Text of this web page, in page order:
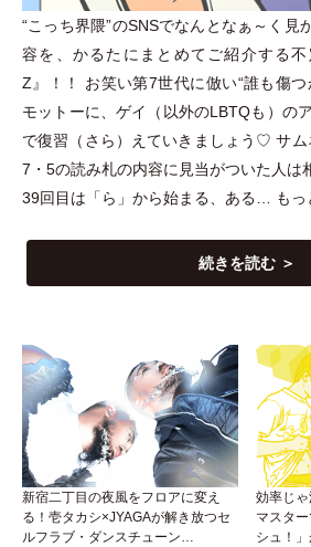
“こっち界隈”のSNSでなんとなぁ～く見
容を、かるたにまとめてご紹介する
Z』！！ お笑い第7世代に倣い“誰も傷
モットーに、ゲイ
（ 以外のLBTQも ） の
で復習 （ さら ） えていきましょう♡ サ
7 ・ 5の読み札の内容に見当がついた人
39回目は 「ら 」 から始まる、ある… も
続きを読む ＞
新宿二丁目の夜風をフロアに変え
る！壱タカシ×JYAGAが解き放つセ
ルフラブ・ダンスチューン
効率じ
マスタ
シュ！